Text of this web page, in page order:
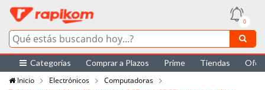
0
Categorías Comprar a Plazos Prime Tiendas
Inicio
Electrónicos
Computadoras